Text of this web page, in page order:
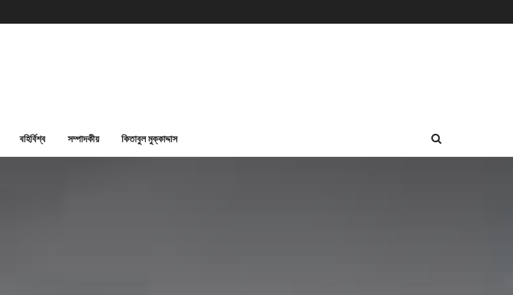
বহির্বিশ্ব সম্পাদকীয় কিতাবুল মুক্কাদ্দাস